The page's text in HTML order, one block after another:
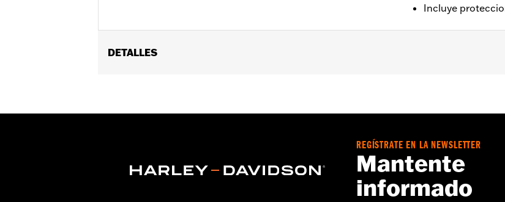
Incluye
DETALLES
Se vende por unidades:Cada una
Protecciones del colector delantero y trasero
Los tubos de escape y los silenciadores no tienen ninguna garantía respecto a
características de puesta a punto, la sincronización de las levas, el chorro del
REGÍSTRATE EN LA NEWSLETTER
Mantente
informado